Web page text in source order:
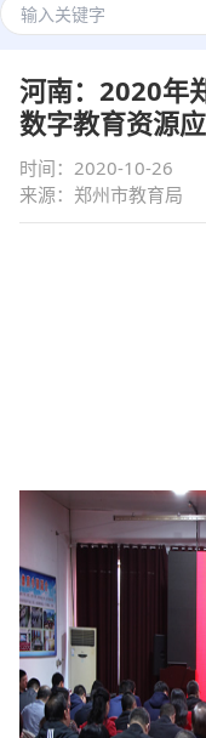
河南：2020年
数字教育资源
时间：2020-10-26
来源：郑州市教育局